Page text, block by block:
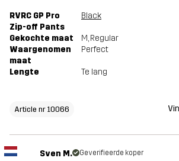
RVRC GP Pro
Zip-off Pants
Black
Gekochte maat M, Regular
Waargenomen
maat
Perfect
Lengte Te lang
Article nr 10066
Sven M. Geverifieerde koper